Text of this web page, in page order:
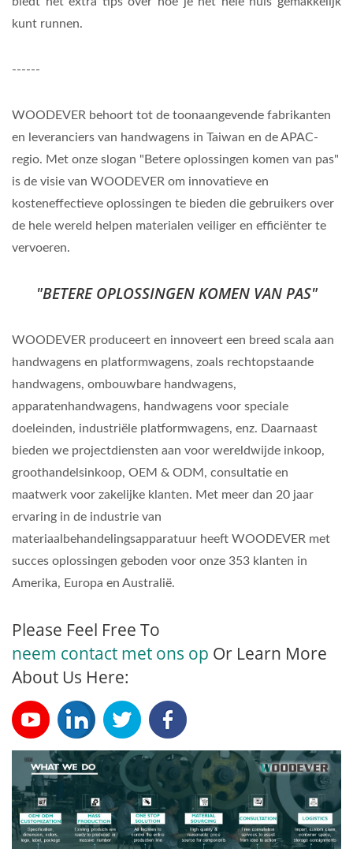
kunt runnen.
------
WOODEVER behoort tot de toonaangevende fabrikanten
en leveranciers van handwagens in Taiwan en de APAC-
regio. Met onze slogan "Betere oplossingen komen van pas"
is de visie van WOODEVER om innovatieve en
kosteneffectieve oplossingen te bieden die gebruikers over
de hele wereld helpen materialen veiliger en efficiënter te
vervoeren.
"BETERE OPLOSSINGEN KOMEN VAN PAS"
WOODEVER produceert en innoveert een breed scala aan
handwagens en platformwagens, zoals rechtopstaande
handwagens, ombouwbare handwagens,
apparatenhandwagens, handwagens voor speciale
doeleinden, industriële platformwagens, enz. Daarnaast
bieden we projectdiensten aan voor wereldwijde inkoop,
groothandelsinkoop, OEM & ODM, consultatie en
maatwerk voor zakelijke klanten. Met meer dan 20 jaar
ervaring in de industrie van
materiaalbehandelingsapparatuur heeft WOODEVER met
succes oplossingen geboden voor onze 353 klanten in
Amerika, Europa en Australië.
Please Feel Free To
neem contact met ons op Or Learn More
About Us Here: